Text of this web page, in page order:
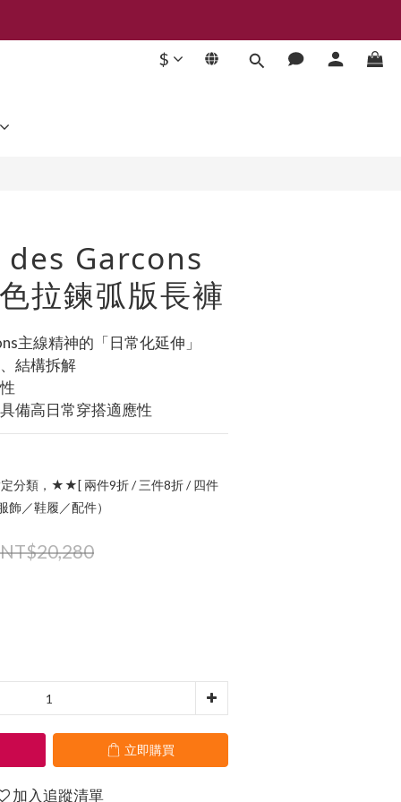
$
Garcons
拉鍊弧版長褲
主線精神的「日常化延伸」
結構拆解
備高日常穿搭適應性
分類，★★[ 兩件9折 / 三件8折 / 四件
飾／鞋履／配件）
NT$20,280
立即購買
加入追蹤清單
立即購買